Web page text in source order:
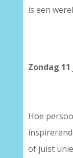
is een
Zondag
Hoe
of juist